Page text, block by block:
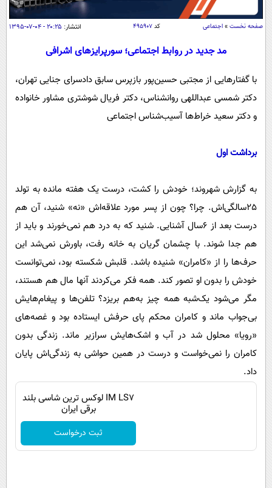
اقتصاد
اقتصادی
جامعه
حوادث
سلامت
بین الملل
اخبار کریپتو
سرگرمی
باشگاه مغز
فیلم
اقتصاد
ورزش
سرگرمی
فناوری
گوناگون
عصر ایران 2
خواندنی ها و دیدنی ها
پیامک
روانشناسی
آشپزی
آموزش زبان
صفحه نخست » اجتماعی کد ۴۹۵۹۰۷ انتشار: ۲۰:۲۵ - ۰۴-۰۷-۱۳۹۵
مد جدید در روابط اجتماعی؛ سورپرایزهای اشرافی
با گفتارهایی از مجتبی حسین‌پور بازپرس سابق دادسرای جنایی تهران،
دکتر شمسی عبداللهی روانشناس، دکتر فریال شوشتری مشاور خانواده
و دکتر سعید خراط‌ها آسیب‌شناس اجتماعی
برداشت اول
به گزارش شهروند؛ خودش را کشت، درست یک هفته مانده به تولد
٢٥سالگی‌اش. چرا؟ چون از پسر مورد علاقه‌اش «نه» شنید، آن هم
درست بعد از ٦‌سال آشنایی. شنید که به درد هم نمی‌خورند و باید از
هم جدا شوند. با چشمان گریان به خانه رفت، باورش نمی‌شد این
حرف‌ها را از «کامران» شنیده باشد. قلبش شکسته بود، نمی‌توانست
خودش را بدون او تصور کند. همه فکر می‌کردند آنها مال هم هستند،
مگر می‌شود یک‌شبه همه چیز به‌هم بریزد؟ تلفن‌ها و پیغام‌هایش
بی‌جواب ماند و کامران محکم پای حرفش ایستاده بود و غصه‌های
«رویا» محلول شد در آب و اشک‌هایش سرازیر ماند. زندگی بدون
کامران را نمی‌خواست و درست در همین حواشی به زندگی‌اش پایان
داد.
IM LS7 لوکس ترین شاسی بلند
برقی ایران
ثبت درخواست